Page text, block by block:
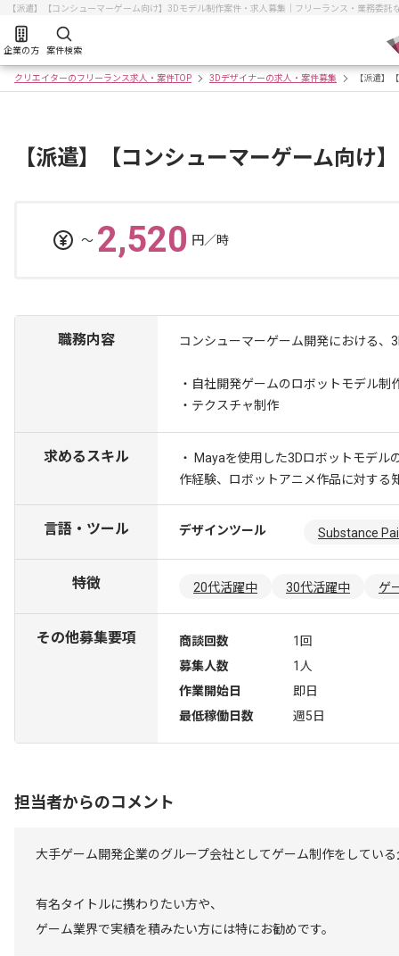
【派遣】【コンシューマーゲーム向け】3Dモデル制作案件・求人募集｜フリーランス・業務委託
企業の方 案件検索
クリエイターのフリーランス求人・案件TOP 3Dデザイナーの求人・案件募集 【派遣】
【派遣】【コンシューマーゲーム向け
〜 2,520 円／時
職務内容 コンシューマーゲーム開発における、
・自社開発ゲームのロボットモデル制
・テクスチャ制作
求めるスキル
・ Mayaを使用した3Dロボットモデル
作経験、ロボットアニメ作品に対する
言語・ツール デザインツール Substance
特徴 20代活躍中 30代活躍中 ゲ
その他募集要項 商談回数
1回
募集人数
1人
作業開始日
即日
最低稼働日数
週5日
担当者からのコメント
大手ゲーム開発企業のグループ会社としてゲーム制作をしてい
有名タイトルに携わりたい方や、
ゲーム業界で実績を積みたい方には特にお勧めです。